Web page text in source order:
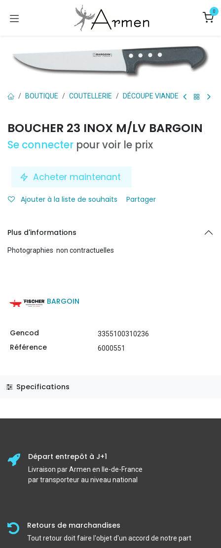
0
BOUTIQUE COUTELLERIE DÉCOUPE VIANDE
BOUCHER 23 INOX M/LV BARGOIN
Se connecter pour voir le prix
Acheter maintenant
Ajouter à la liste de souhaits Partager
Plus d'informations
Photographies non contractuelles
BARGOIN
Gencod 3355100310236
Référence 6000551
Specifications
Départ entrepôt à J+1
Livraison par Armen en Ile-de-France
par transporteur au niveau national
Retours de marchandises
Tout retour doit faire l'objet d'un accord de notre part